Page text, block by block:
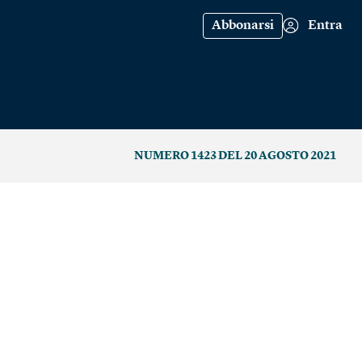
Abbonarsi Entra
NUMERO 1423 DEL 20 AGOSTO 2021